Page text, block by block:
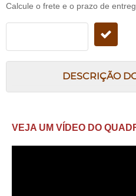
Calcule o frete e o prazo de
DESCRIÇÃO
VEJA UM VÍDEO DO